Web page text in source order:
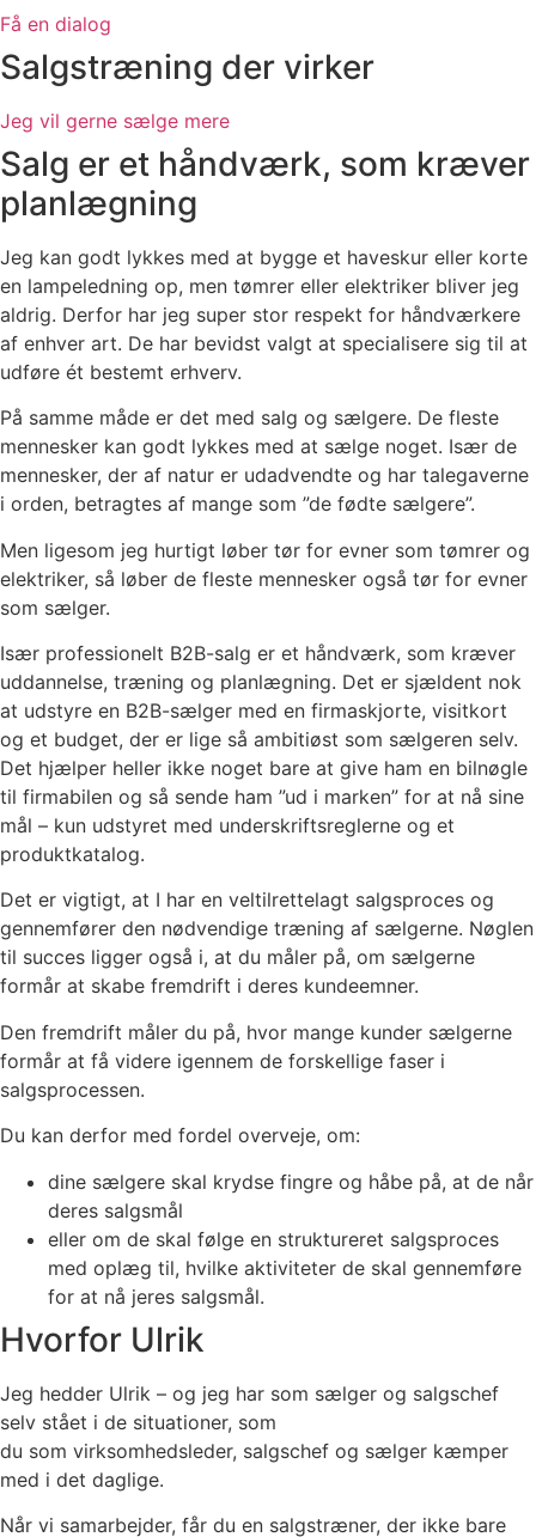
Få en dialog
Salgstræning der virker
Jeg vil gerne sælge mere
Salg er et håndværk, som kræver
planlægning
Jeg kan godt lykkes med at bygge et haveskur eller korte
en lampeledning op, men tømrer eller elektriker bliver jeg
aldrig. Derfor har jeg super stor respekt for håndværkere
af enhver art. De har bevidst valgt at specialisere sig til at
udføre ét bestemt erhverv.
På samme måde er det med salg og sælgere. De fleste
mennesker kan godt lykkes med at sælge noget. Især de
mennesker, der af natur er udadvendte og har talegaverne
i orden, betragtes af mange som ”de fødte sælgere”.
Men ligesom jeg hurtigt løber tør for evner som tømrer og
elektriker, så løber de fleste mennesker også tør for evner
som sælger.
Især professionelt B2B-salg er et håndværk, som kræver
uddannelse, træning og planlægning. Det er sjældent nok
at udstyre en B2B-sælger med en firmaskjorte, visitkort
og et budget, der er lige så ambitiøst som sælgeren selv.
Det hjælper heller ikke noget bare at give ham en bilnøgle
til firmabilen og så sende ham ”ud i marken” for at nå sine
mål – kun udstyret med underskriftsreglerne og et
produktkatalog.
Det er vigtigt, at I har en veltilrettelagt salgsproces og
gennemfører den nødvendige træning af sælgerne. Nøglen
til succes ligger også i, at du måler på, om sælgerne
formår at skabe fremdrift i deres kundeemner.
Den fremdrift måler du på, hvor mange kunder sælgerne
formår at få videre igennem de forskellige faser i
salgsprocessen.
Du kan derfor med fordel overveje, om:
dine sælgere skal krydse fingre og håbe på, at de når
deres salgsmål
eller om de skal følge en struktureret salgsproces
med oplæg til, hvilke aktiviteter de skal gennemføre
for at nå jeres salgsmål.
Hvorfor Ulrik
Jeg hedder Ulrik – og jeg har som sælger og salgschef
selv stået i de situationer, som
du som virksomhedsleder, salgschef og sælger kæmper
med i det daglige.
Når vi samarbejder, får du en salgstræner, der ikke bare